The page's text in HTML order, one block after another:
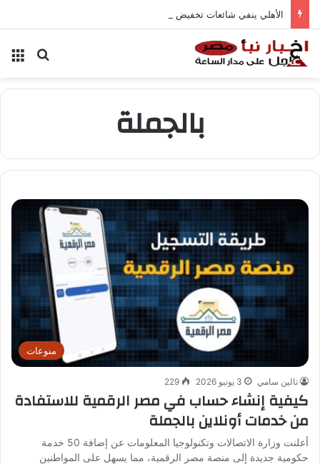
الأهلي ينفي شائعات تخفيض عقود زيزو والشناوي
بحث
بالجملة
منوعات
تالين سامي 3 يونيو 2026 229
كيفية إنشاء حساب في مصر الرقمية للاستفادة
من خدمات أونلاين بالجملة
أعلنت وزارة الاتصالات وتكنولوجيا المعلومات عن إضافة 50 خدمة
حكومية جديدة إلى منصة مصر الرقمية، مما يسهل على المواطنين